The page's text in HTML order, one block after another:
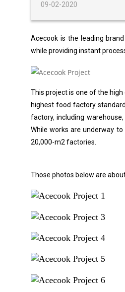
09-02-2020
Acecook is the leading
while providing instant
This project is one of the
highest food factory
factory, including
While works are underway
20,000-m2 factories.
Those photos below are